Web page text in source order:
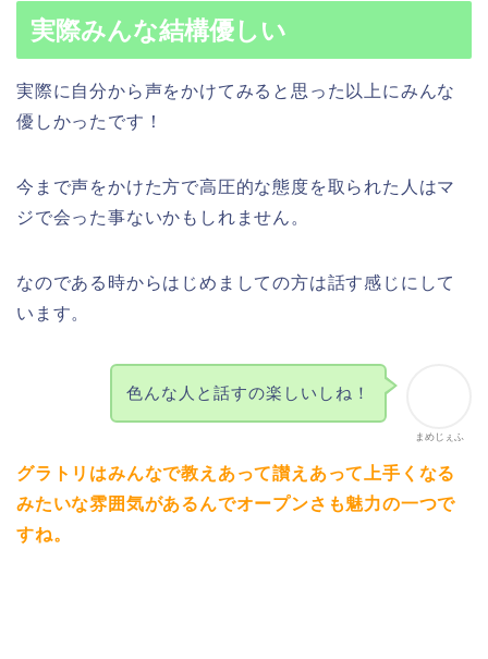
実際みんな結構優しい
実際に自分から声をかけてみると思った以上にみんな
優しかったです！
今まで声をかけた方で高圧的な態度を取られた人はマ
ジで会った事ないかもしれません。
なのである時からはじめましての方は話す感じにして
います。
まめじぇふ
色んな人と話すの楽しいしね！
グラトリはみんなで教えあって讃えあって上手くなる
みたいな雰囲気があるんでオープンさも魅力の一つで
すね。